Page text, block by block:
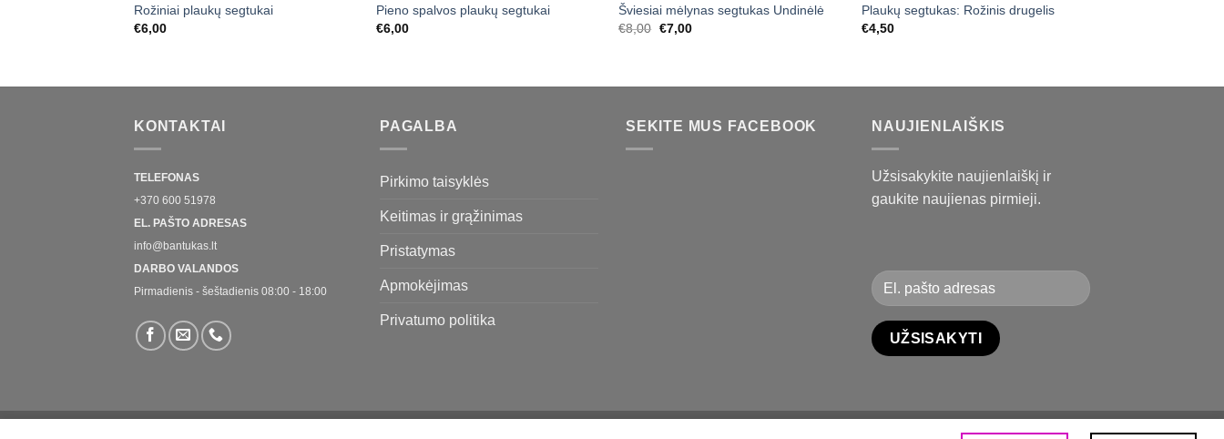
Rožiniai plaukų segtukai
€6,00
Pieno spalvos plaukų segtukai
€6,00
Šviesiai mėlynas segtukas Undinėlė
€8,00 €7,00
Plaukų segtukas: Rožinis drugelis
€4,50
KONTAKTAI
TELEFONAS
+370 600 51978
EL. PAŠTO ADRESAS
info@bantukas.lt
DARBO VALANDOS
Pirmadienis - šeštadienis 08:00 - 18:00
PAGALBA
Pirkimo taisyklės
Keitimas ir grąžinimas
Pristatymas
Apmokėjimas
Privatumo politika
SEKITE MUS FACEBOOK NAUJIENLAIŠKIS
Užsisakykite naujienlaiškį ir
gaukite naujienas pirmieji.